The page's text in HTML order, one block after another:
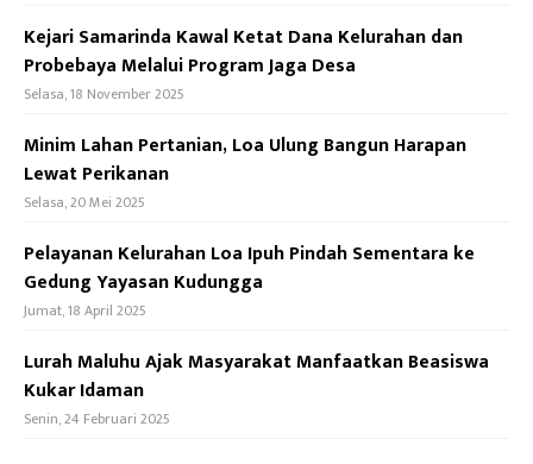
Kejari Samarinda Kawal Ketat Dana Kelurahan dan
Probebaya Melalui Program Jaga Desa
Selasa, 18 November 2025
Minim Lahan Pertanian, Loa Ulung Bangun Harapan
Lewat Perikanan
Selasa, 20 Mei 2025
Pelayanan Kelurahan Loa Ipuh Pindah Sementara ke
Gedung Yayasan Kudungga
Jumat, 18 April 2025
Lurah Maluhu Ajak Masyarakat Manfaatkan Beasiswa
Kukar Idaman
Senin, 24 Februari 2025